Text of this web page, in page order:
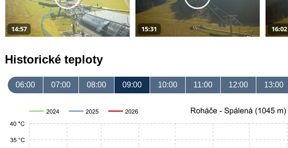
14:57 15:31 16:02
Historické teploty
06:00 07:00 08:00 09:00 10:00 11:00 12:00 13:00